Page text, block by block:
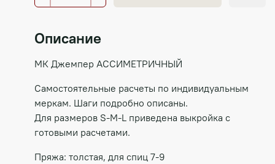
Описание
МК Джемпер АССИМЕТРИЧНЫЙ
Самостоятельные расчеты по индивидуальным
меркам. Шаги подробно описаны.
Для размеров S-M-L приведена выкройка с
готовыми расчетами.
Пряжа: толстая, для спиц 7-9